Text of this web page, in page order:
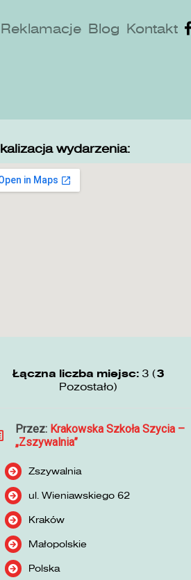
Blog Kontakt
wydarzenia:
Łączna liczba miejsc: 3 (3
Pozostało)
Przez: Krakowska Szkoła Szycia –
„Zszywalnia”
Zszywalnia
ul. Wieniawskiego 62
Kraków
Małopolskie
Polska